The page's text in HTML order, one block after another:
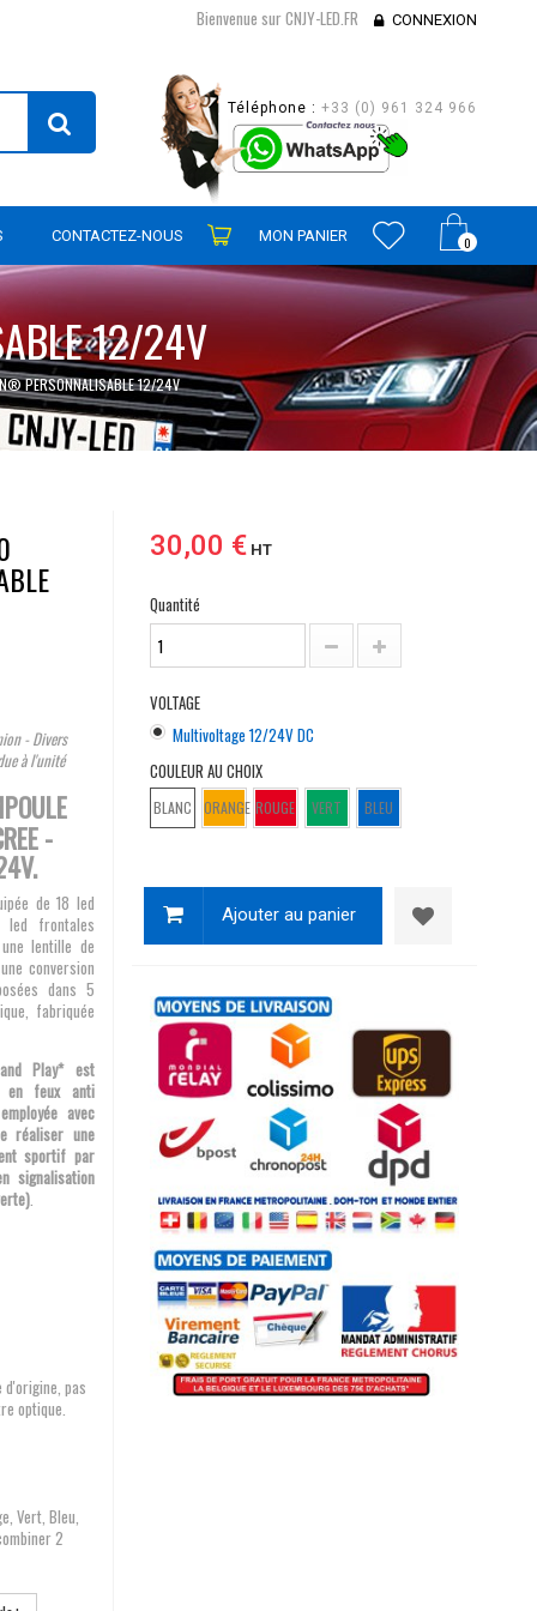
Bienvenue sur CNJY-LED.FR CONNEXION
Téléphone : +33 (0) 961 324 966
0
CONTACTEZ-NOUS MON PANIER
12/24V
PERSONNALISABLE 12/24V
- Divers
à l'unité
-
de 18 led
frontales
lentille de
conversion
dans 5
fabriquée
Play* est
en feux anti
avec
réaliser une
sportif par
signalisation
.
d'origine, pas
optique.
Vert, Bleu,
2
30,00 €HT
Quantité
VOLTAGE
Multivoltage 12/24V DC
COULEUR AU CHOIX
BLANC ORANGE ROUGE VERT BLEU
Ajouter au panier